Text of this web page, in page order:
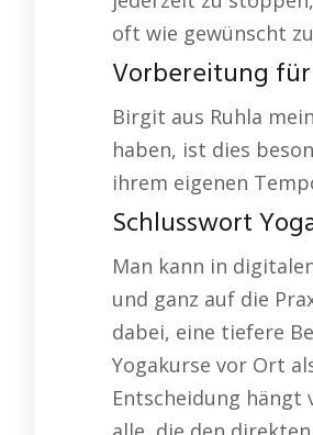
oft wie gewünscht
Vorbereitung für
Birgit aus Ruhla
haben, ist dies
ihrem eigenen
Schlusswort
Man kann in
und ganz auf die
dabei, eine tiefere
Yogakurse vor Ort
Entscheidung hängt